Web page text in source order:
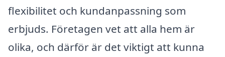
flexibilitet och kundanpassning som
erbjuds. Företagen vet att alla hem är
olika, och därför är det viktigt att kunna